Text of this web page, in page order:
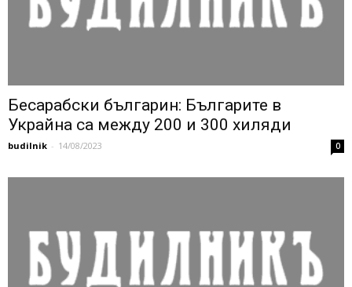
Бесарабски българин: Българите в
Украйна са между 200 и 300 хиляди
budilnik - 14/08/2023 0